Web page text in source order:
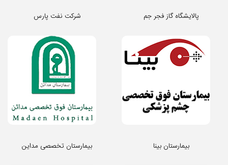
شرکت نفت پارس پالایشگاه گاز فجر جم
بیمارستان تخصصی مداین بیمارستان بینا